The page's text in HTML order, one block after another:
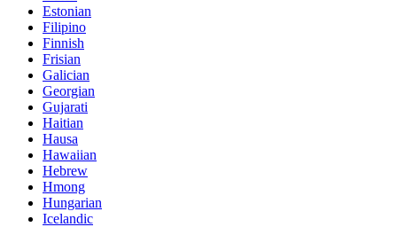
Estonian
Filipino
Finnish
Frisian
Galician
Georgian
Gujarati
Haitian
Hausa
Hawaiian
Hebrew
Hmong
Hungarian
Icelandic